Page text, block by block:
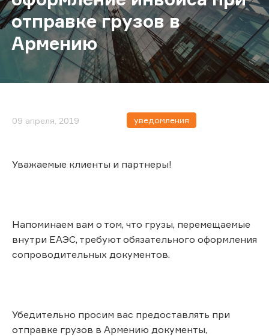
отправке грузов в
Армению
09 апреля, 2019 уведомления
Уважаемые клиенты и партнеры!
Напоминаем вам о том, что грузы, перемещаемые
внутри ЕАЭС, требуют обязательного оформления
сопроводительных документов.
Убедительно просим вас предоставлять при
отправке грузов в Армению документы,